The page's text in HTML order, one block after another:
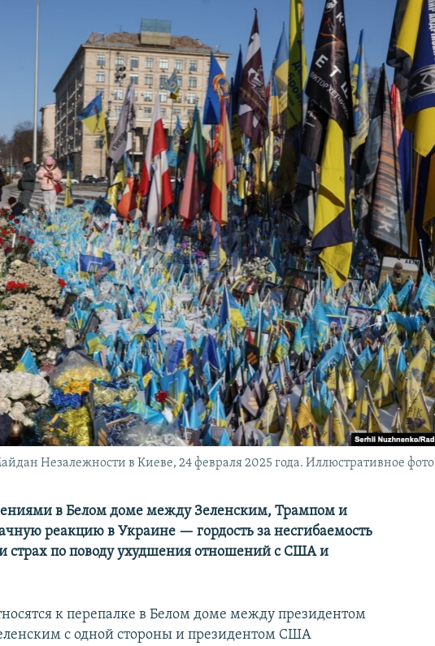
Незалежности в Киеве, 24 февраля 2025 года. Иллюстративное фото
в Белом доме между Зеленским, Трампом и
реакцию в Украине — гордость за несгибаемость
страх по поводу ухудшения отношений с США и
к перепалке в Белом доме между президентом
с одной стороны и президентом США